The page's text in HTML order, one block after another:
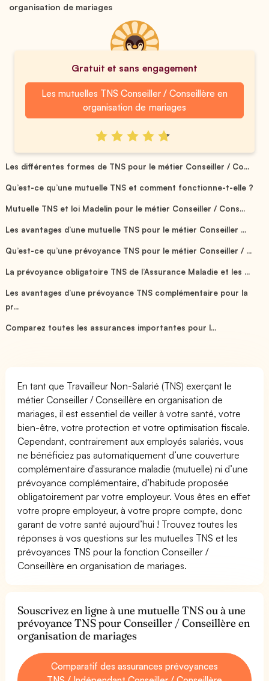
organisation de mariages
Gratuit et sans engagement
Les mutuelles TNS Conseiller / Conseillère en
organisation de mariages
Les différentes formes de TNS pour le métier Conseiller / Co...
Qu’est-ce qu’une mutuelle TNS et comment fonctionne-t-elle ?
Mutuelle TNS et loi Madelin pour le métier Conseiller / Cons...
Les avantages d’une mutuelle TNS pour le métier Conseiller ...
Qu’est-ce qu’une prévoyance TNS pour le métier Conseiller / ...
La prévoyance obligatoire TNS de l’Assurance Maladie et les ...
Les avantages d’une prévoyance TNS complémentaire pour la
pr...
Comparez toutes les assurances importantes pour l...
En tant que Travailleur Non-Salarié (TNS) exerçant le
métier Conseiller / Conseillère en organisation de
mariages, il est essentiel de veiller à votre santé, votre
bien-être, votre protection et votre optimisation fiscale.
Cependant, contrairement aux employés salariés, vous
ne bénéficiez pas automatiquement d’une couverture
complémentaire d'assurance maladie (mutuelle) ni d’une
prévoyance complémentaire, d’habitude proposée
obligatoirement par votre employeur. Vous êtes en effet
votre propre employeur, à votre propre compte, donc
garant de votre santé aujourd’hui ! Trouvez toutes les
réponses à vos questions sur les mutuelles TNS et les
prévoyances TNS pour la fonction Conseiller /
Conseillère en organisation de mariages.
Souscrivez en ligne à une mutuelle TNS ou à une
prévoyance TNS pour Conseiller / Conseillère en
organisation de mariages
Comparatif des assurances prévoyances